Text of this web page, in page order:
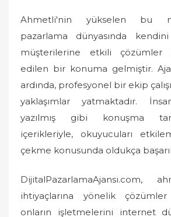
Ahmetli'nin yükselen bu
pazarlama dünyasında
müşterilerine etkili çözümler
edilen bir konuma gelmiştir.
ardında, profesyonel bir ekip
yaklaşımlar yatmaktadır.
yazılmış gibi konuşma
içerikleriyle, okuyucuları
çekme konusunda oldukça
DijitalPazarlamaAjansı.com,
ihtiyaçlarına yönelik
onların işletmelerini internet